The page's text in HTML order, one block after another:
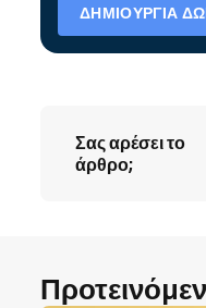
ΔΗΜΙΟΥΡΓΊΑ
Σας αρέσει το
άρθρο;